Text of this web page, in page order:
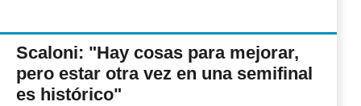
Scaloni: "Hay cosas para mejorar,
pero estar otra vez en una semifinal
es histórico"